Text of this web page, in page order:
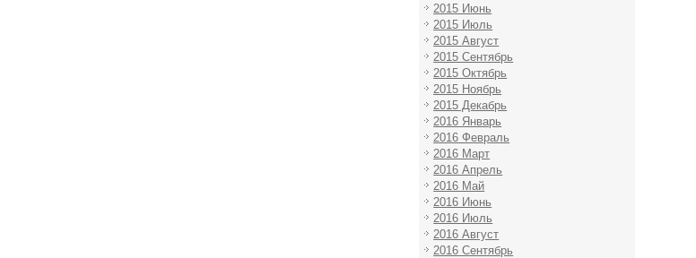
2015 Июнь
2015 Июль
2015 Август
2015 Сентябрь
2015 Октябрь
2015 Ноябрь
2015 Декабрь
2016 Январь
2016 Февраль
2016 Март
2016 Апрель
2016 Май
2016 Июнь
2016 Июль
2016 Август
2016 Сентябрь